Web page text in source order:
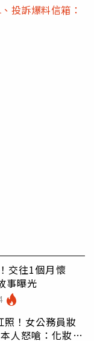
、投訴爆料信箱：
交往1個月懷
事曝光
照！女公務員妝
人怒嗆：化妝有